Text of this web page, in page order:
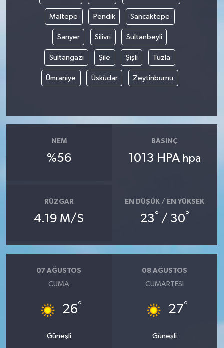
Maltepe Pendik Sancaktepe
Sarıyer Silivri Sultanbeyli
Sultangazi Şile Şişli Tuzla
Ümraniye Üsküdar Zeytinburnu
NEM
%56
BASINÇ
1013 HPA hpa
RÜZGAR
4.19 M/S
EN DÜŞÜK / EN YÜKSEK
23° / 30°
07 AĞUSTOS
CUMA
26°
Güneşli
08 AĞUSTOS
CUMARTESI
27°
Güneşli
SPOR
TEKNOLOJİ
YAŞAM
YEREL
AFYONKARAHİSAR
AYDIN
İZMİR
MANİSA
UŞAK